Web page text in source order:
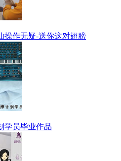
操作无疑-送你这对翅膀
学员毕业作品